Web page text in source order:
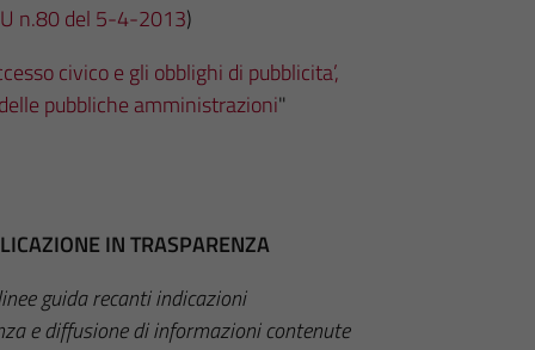
n.80 del 5-4-2013)
civico e gli obblighi di pubblicita’,
pubbliche amministrazioni"
IN TRASPARENZA
guida recanti indicazioni
e diffusione di informazioni contenute